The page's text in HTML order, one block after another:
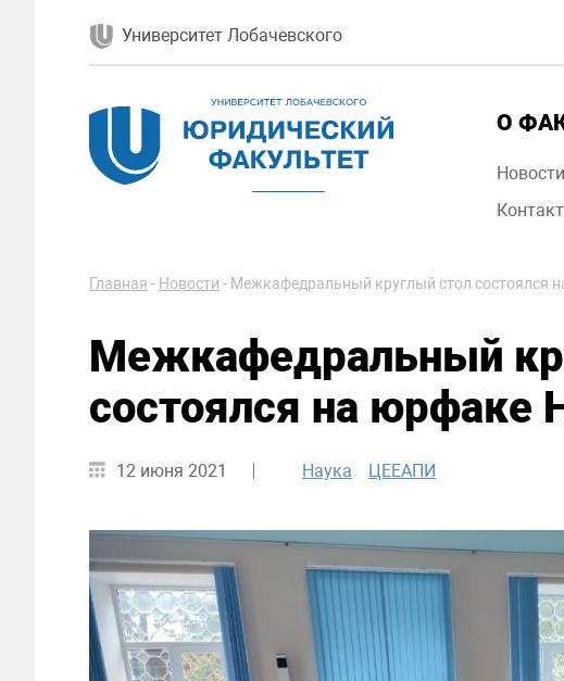
Университет Лобачевского
О
Новости
Главная - Новости - Межкафедральный круглый стол состоялся
Межкафедральный
состоялся на юрфаке
12 июня 2021 Наука ЦЕЕАПИ